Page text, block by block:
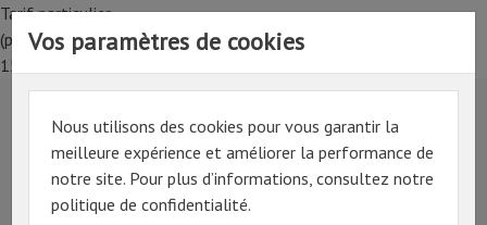
Tarif particulier,
(professionnel, connectez-vous pour bénéficier de la remise de
15%)
Tarif particulier,
(professionnel, connectez-vous pour bénéficier de la
remise de 15%)
07 69 94 13 47
Vos paramètres de cookies
Nous utilisons des cookies pour vous garantir la
meilleure expérience et améliorer la performance de
notre site. Pour plus d’informations, consultez notre
politique de confidentialité.